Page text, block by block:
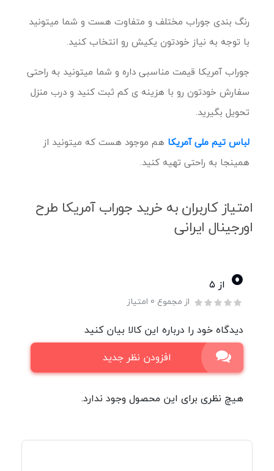
رنگ بندی جوراب مختلف و متفاوت هست و شما میتونید
با توجه به نیاز خودتون یکیش رو انتخاب کنید.
جوراب آمریکا قیمت مناسبی داره و شما میتونید به راحتی
سفارش خودتون رو با هزینه ی کم ثبت کنید و درب منزل
تحویل بگیرید.
لباس تیم ملی آمریکا هم موجود هست که میتونید از
همینجا به راحتی تهیه کنید.
امتیاز کاربران به خرید جوراب آمریکا طرح
اورجینال ایرانی
0 از ۵
از مجموع 0 امتیاز
دیدگاه خود را درباره این کالا بیان کنید
افزودن نظر جدید
هیچ نظری برای این محصول وجود ندارد.